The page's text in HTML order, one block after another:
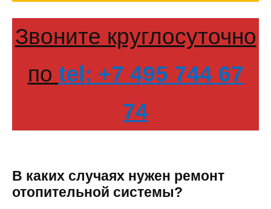
Звоните круглосуточно
по tel: +7 495 744 67
74
В каких случаях нужен ремонт
отопительной системы?